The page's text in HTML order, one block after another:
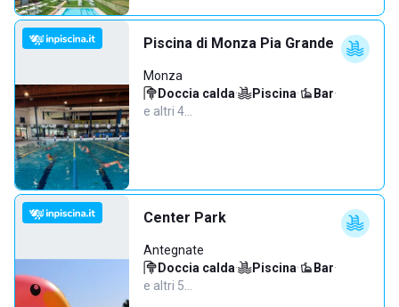
Piscina di Monza Pia Grande
Monza
Doccia calda· Piscina· Bar·
e altri 4…
Center Park
Antegnate
Doccia calda· Piscina· Bar·
e altri 5…